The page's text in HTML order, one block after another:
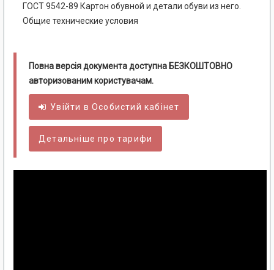
ГОСТ 9542-89 Картон обувной и детали обуви из него.
Общие технические условия
Повна версія документа доступна БЕЗКОШТОВНО
авторизованим користувачам.
Увійти вОсобистий кабінет
Детальніше про тарифи